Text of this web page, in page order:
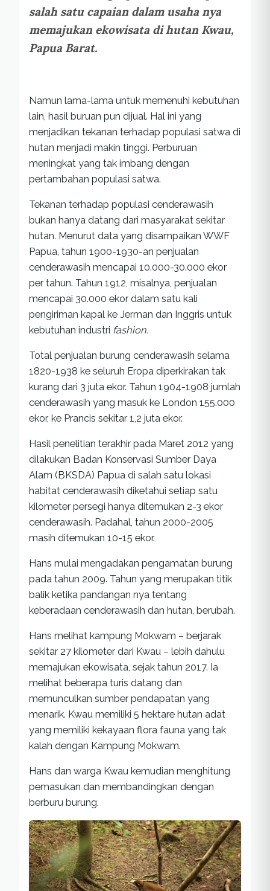
salah satu capaian dalam usaha nya
memajukan ekowisata di hutan Kwau,
Papua Barat.
Namun lama-lama untuk memenuhi kebutuhan
lain, hasil buruan pun dijual. Hal ini yang
menjadikan tekanan terhadap populasi satwa di
hutan menjadi makin tinggi. Perburuan
meningkat yang tak imbang dengan
pertambahan populasi satwa.
Tekanan terhadap populasi cenderawasih
bukan hanya datang dari masyarakat sekitar
hutan. Menurut data yang disampaikan WWF
Papua, tahun 1900-1930-an penjualan
cenderawasih mencapai 10.000-30.000 ekor
per tahun. Tahun 1912, misalnya, penjualan
mencapai 30.000 ekor dalam satu kali
pengiriman kapal ke Jerman dan Inggris untuk
kebutuhan industri fashion.
Total penjualan burung cenderawasih selama
1820-1938 ke seluruh Eropa diperkirakan tak
kurang dari 3 juta ekor. Tahun 1904-1908 jumlah
cenderawasih yang masuk ke London 155.000
ekor, ke Prancis sekitar 1,2 juta ekor.
Hasil penelitian terakhir pada Maret 2012 yang
dilakukan Badan Konservasi Sumber Daya
Alam (BKSDA) Papua di salah satu lokasi
habitat cenderawasih diketahui setiap satu
kilometer persegi hanya ditemukan 2-3 ekor
cenderawasih. Padahal, tahun 2000-2005
masih ditemukan 10-15 ekor.
Hans mulai mengadakan pengamatan burung
pada tahun 2009. Tahun yang merupakan titik
balik ketika pandangan nya tentang
keberadaan cenderawasih dan hutan, berubah.
Hans melihat kampung Mokwam – berjarak
sekitar 27 kilometer dari Kwau – lebih dahulu
memajukan ekowisata, sejak tahun 2017. Ia
melihat beberapa turis datang dan
memunculkan sumber pendapatan yang
menarik. Kwau memiliki 5 hektare hutan adat
yang memiliki kekayaan flora fauna yang tak
kalah dengan Kampung Mokwam.
Hans dan warga Kwau kemudian menghitung
pemasukan dan membandingkan dengan
berburu burung.